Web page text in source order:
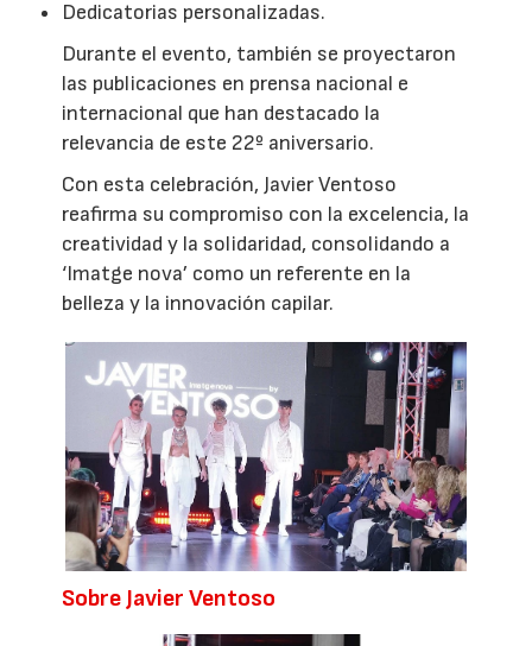
Dedicatorias personalizadas.
Durante el evento, también se proyectaron
las publicaciones en prensa nacional e
internacional que han destacado la
relevancia de este 22º aniversario.
Con esta celebración, Javier Ventoso
reafirma su compromiso con la excelencia, la
creatividad y la solidaridad, consolidando a
‘Imatge nova’ como un referente en la
belleza y la innovación capilar.
Sobre Javier Ventoso